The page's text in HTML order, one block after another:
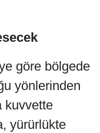
göre bölgede
yönlerinden
kuvvette
yürürlükte